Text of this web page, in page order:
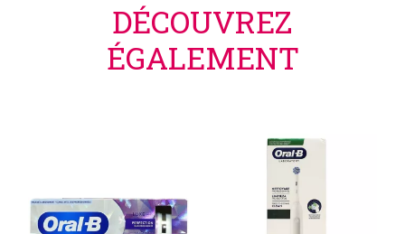
DÉCOUVREZ
ÉGALEMENT